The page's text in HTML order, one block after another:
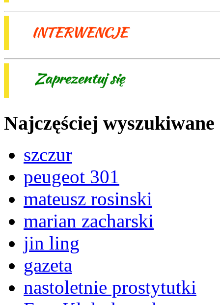
Najczęściej wyszukiwane
szczur
peugeot 301
mateusz rosinski
marian zacharski
jin ling
gazeta
nastoletnie prostytutki